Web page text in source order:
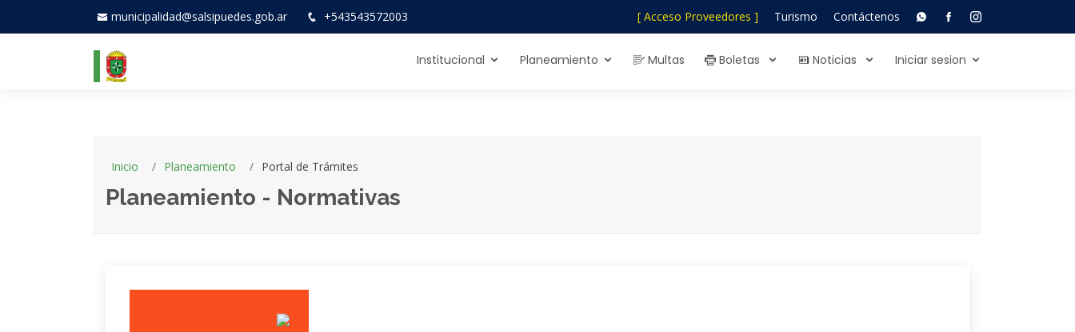
municipalidad@salsipuedes.gob.ar +543543572003 [ Acceso Proveedores ] Turismo Contáctenos
Institucional Planeamiento Multas Boletas Noticias Iniciar sesion
Inicio Planeamiento Portal de Trámites
Planeamiento - Normativas